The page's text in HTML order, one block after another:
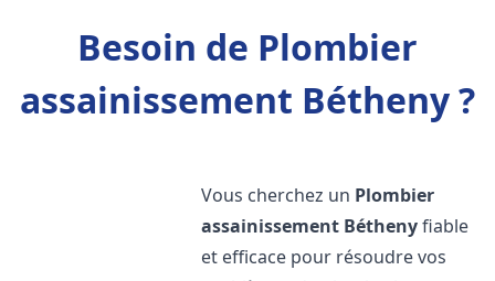
Besoin de Plombier
assainissement Bétheny ?
Vous cherchez un Plombier
assainissement Béthenyfiable
et efficace pour résoudre vos